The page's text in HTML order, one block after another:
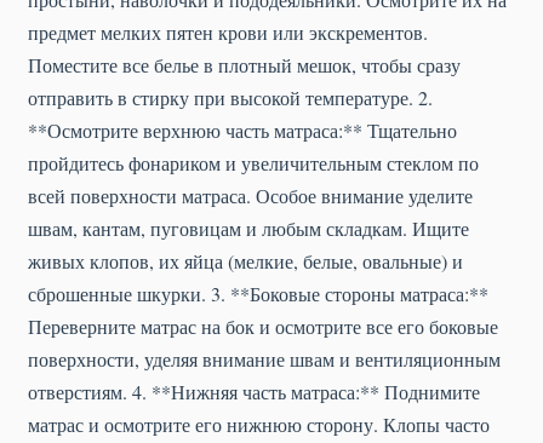
предмет мелких пятен крови или экскрементов.
Поместите все белье в плотный мешок, чтобы сразу
отправить в стирку при высокой температуре. 2.
**Осмотрите верхнюю часть матраса:** Тщательно
пройдитесь фонариком и увеличительным стеклом по
всей поверхности матраса. Особое внимание уделите
швам, кантам, пуговицам и любым складкам. Ищите
живых клопов, их яйца (мелкие, белые, овальные) и
сброшенные шкурки. 3. **Боковые стороны матраса:**
Переверните матрас на бок и осмотрите все его боковые
поверхности, уделяя внимание швам и вентиляционным
отверстиям. 4. **Нижняя часть матраса:** Поднимите
матрас и осмотрите его нижнюю сторону. Клопы часто